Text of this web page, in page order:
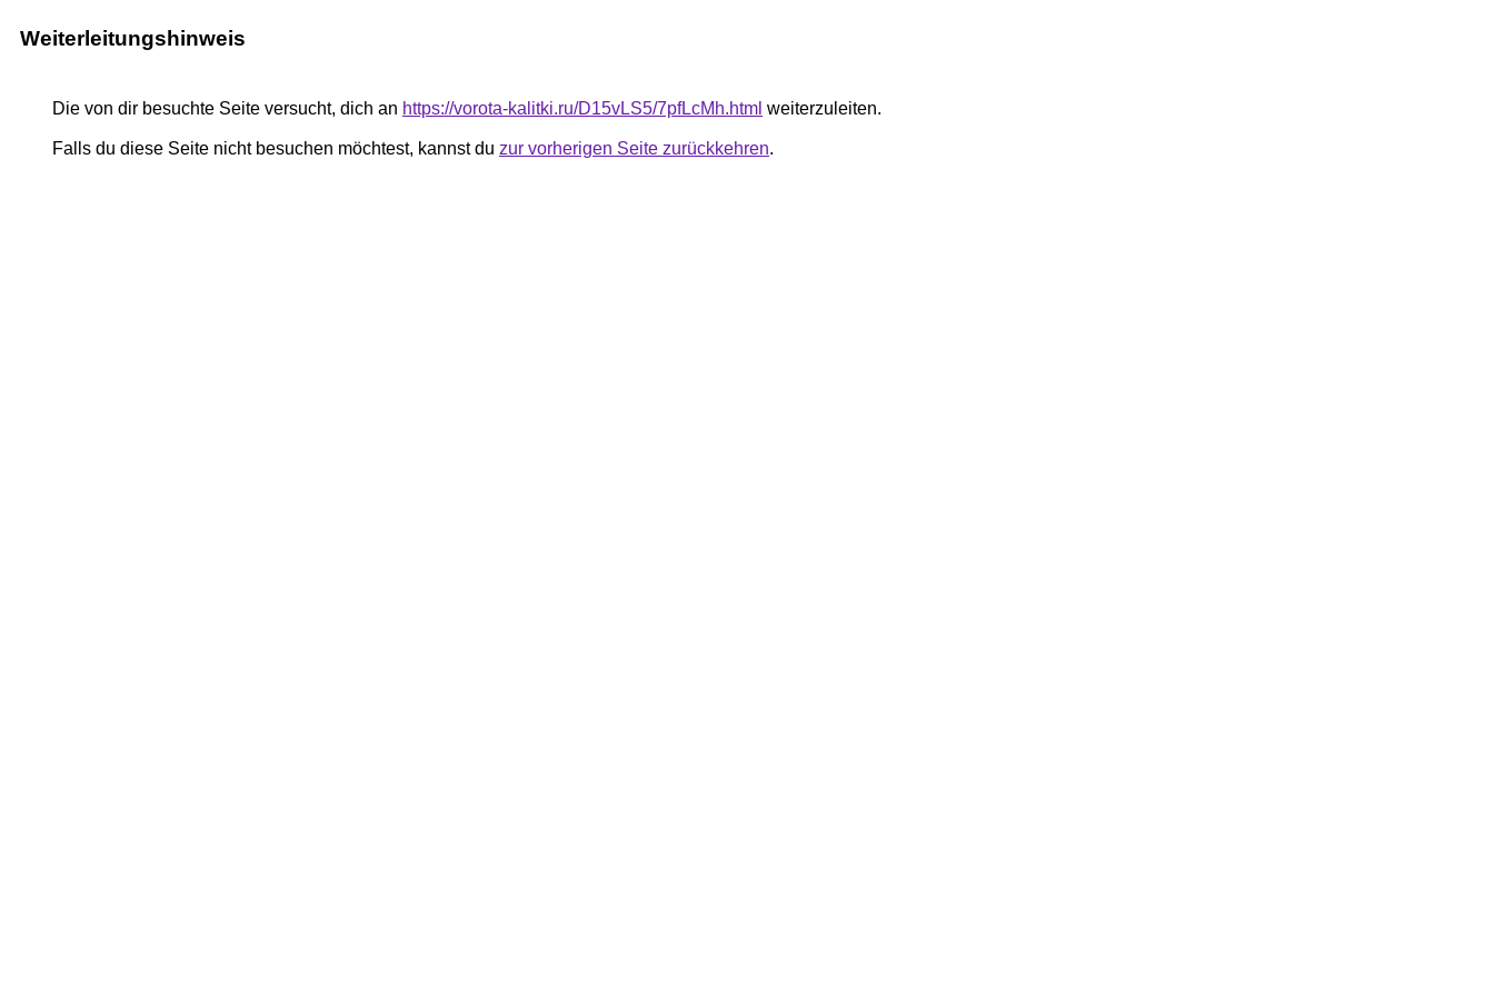
Weiterleitungshinweis
Die von dir besuchte Seite versucht, dich an https://vorota-kalitki.ru/D15vLS5/7pfLcMh.html weiterzuleiten.
Falls du diese Seite nicht besuchen möchtest, kannst du zur vorherigen Seite zurückkehren.